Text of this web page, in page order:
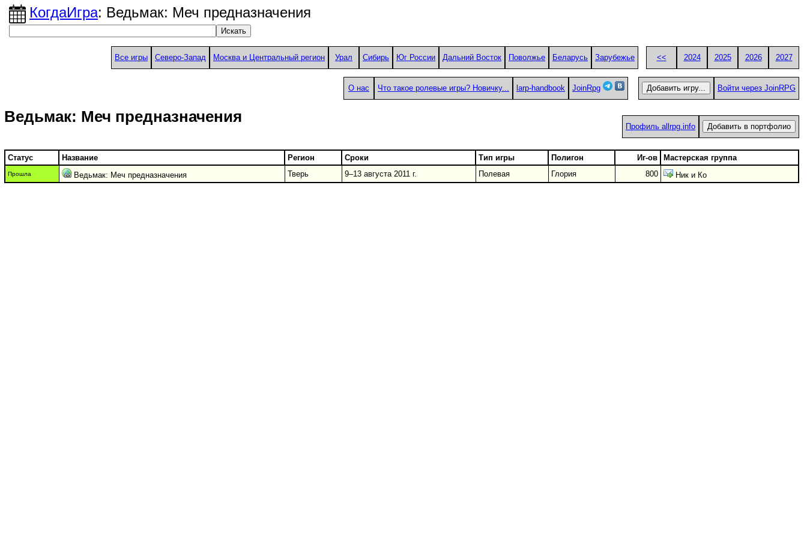
КогдаИгра: Ведьмак: Меч предназначения
Все игры Северо-Запад Москва и Центральный регион Урал Сибирь Юг России Дальний Восток Поволжье Беларусь Зарубежье << 2024 2025 2026 2027
О нас Что такое ролевые игры? Новичку... larp-handbook JoinRpg Войти через JoinRPG
Ведьмак: Меч предназначения
Профиль allrpg.info
Статус Название Регион Сроки Тип игры Полигон Иг-ов Мастерская группа
Прошла Ведьмак: Меч предназначения Тверь 9–13 августа 2011 г. Полевая Глория 800 Ник и Ко